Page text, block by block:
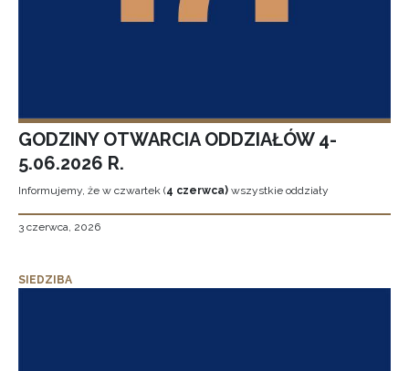
GODZINY OTWARCIA ODDZIAŁÓW 4-
5.06.2026 R.
Informujemy, że w czwartek (4 czerwca) wszystkie oddziały
3 czerwca, 2026
SIEDZIBA